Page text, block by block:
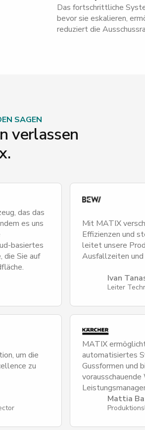
Das fortschrittliche
bevor sie eskalieren,
reduziert die
SAGEN
verlassen
das das
es uns
basiertes
die Sie auf
Mit MATIX
Effizienzen und
leitet unsere
Ausfallzeiten
Ivan
Leiter
um die
zu
MATIX
automatisiertes
Gussformen und
Mattia